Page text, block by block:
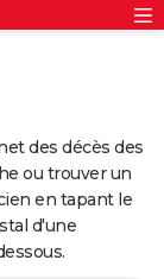
des décès des
ou trouver un
en tapant le
d'une